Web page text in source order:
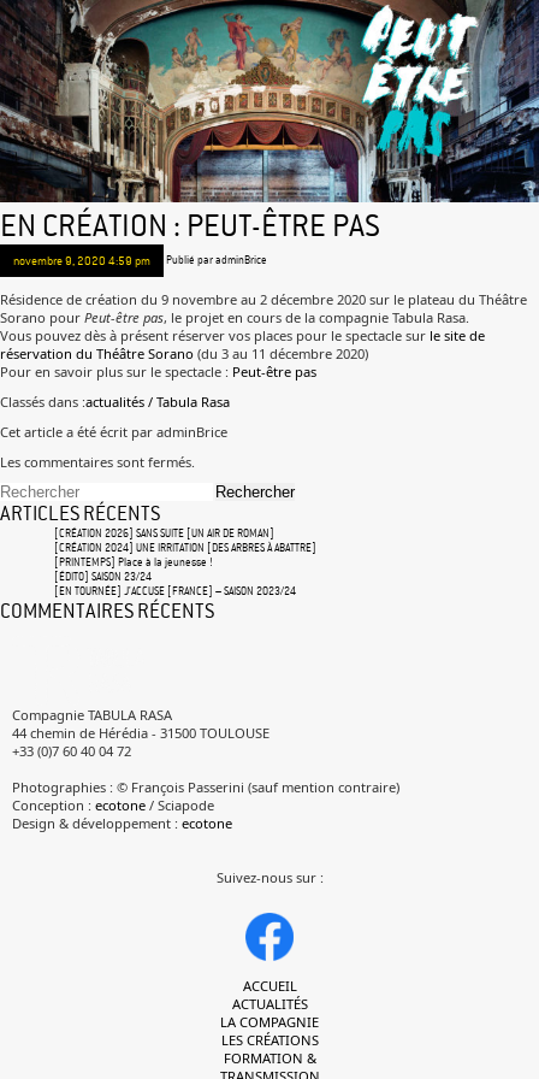
EN CRÉATION : PEUT-ÊTRE PAS
novembre 9, 2020 4:59 pm Publié paradminBrice
Résidence de création du 9 novembre au 2 décembre 2020 sur le plateau du Théâtre
Sorano pour Peut-être pas, le projet en cours de la compagnie Tabula Rasa.
Vous pouvez dès à présent réserver vos places pour le spectacle sur le site de
réservation du Théâtre Sorano (du 3 au 11 décembre 2020)
Pour en savoir plus sur le spectacle : Peut-être pas
Classés dans :actualités / Tabula Rasa
Cet article a été écrit par adminBrice
Les commentaires sont fermés.
Rechercher
ARTICLES RÉCENTS
[CRÉATION 2026] SANS SUITE [UN AIR DE ROMAN]
[CRÉATION 2024] UNE IRRITATION [DES ARBRES À ABATTRE]
[PRINTEMPS] Place à la jeunesse !
[ÉDITO] SAISON 23/24
[EN TOURNÉE] J’ACCUSE [FRANCE] – SAISON 2023/24
COMMENTAIRES RÉCENTS
Compagnie TABULA RASA
44 chemin de Hérédia - 31500 TOULOUSE
+33 (0)7 60 40 04 72
Photographies : © François Passerini (sauf mention contraire)
Conception : ecotone / Sciapode
Design & développement : ecotone
Suivez-nous sur :
ACCUEIL
ACTUALITÉS
LA COMPAGNIE
LES CRÉATIONS
FORMATION &